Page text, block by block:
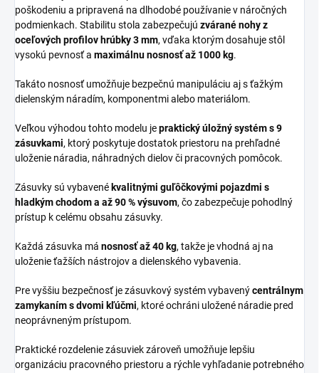
poškodeniu a pripravená na dlhodobé používanie v náročných
podmienkach. Stabilitu stola zabezpečujú zvárané nohy z
oceľových profilov hrúbky 3 mm, vďaka ktorým dosahuje stôl
vysokú pevnosť a maximálnu nosnosť až 1000 kg.
Takáto nosnosť umožňuje bezpečnú manipuláciu aj s ťažkým
dielenským náradím, komponentmi alebo materiálom.
Veľkou výhodou tohto modelu jepraktický úložný systém s 9
zásuvkami, ktorý poskytuje dostatok priestoru na prehľadné
uloženie náradia, náhradných dielov či pracovných pomôcok.
Zásuvky sú vybavené kvalitnými guľôčkovými pojazdmi s
hladkým chodom a až 90 % výsuvom, čo zabezpečuje pohodlný
prístup k celému obsahu zásuvky.
Každá zásuvka má nosnosť až 40 kg, takže je vhodná aj na
uloženie ťažších nástrojov a dielenského vybavenia.
Pre vyššiu bezpečnosť je zásuvkový systém vybavenýcentrálnym
zamykaním s dvomi kľúčmi, ktoré ochráni uložené náradie pred
neoprávneným prístupom.
Praktické rozdelenie zásuviek zároveň umožňuje lepšiu
organizáciu pracovného priestoru a rýchle vyhľadanie potrebného